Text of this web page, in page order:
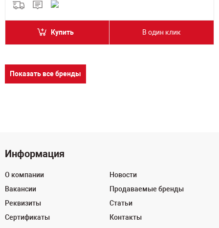
Купить В один клик
Показать все бренды
Информация
О компании
Вакансии
Реквизиты
Сертификаты
Новости
Продаваемые бренды
Статьи
Контакты